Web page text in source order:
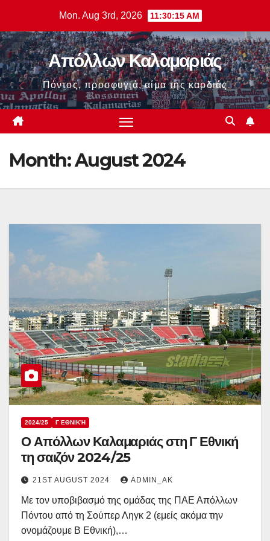
content
Mon. Aug 3rd, 2026 11:30:16 AM
Απόλλων Καλαμαριάς
Πόντος, προσφυγιά, αίμα της καρδιάς
Month:August 2024
2024/25 Γ ΕΘΝΙΚΉ
Ο Απόλλων Καλαμαριάς στη Γ Εθνική
τη σαιζόν 2024/25
21ST AUGUST 2024 ADMIN_AK
Με τον υποβιβασμό της ομάδας της ΠΑΕ Απόλλων
Πόντου από τη Σούπερ Ληγκ 2 (εμείς ακόμα την
ονομάζουμε Β Εθνική),…